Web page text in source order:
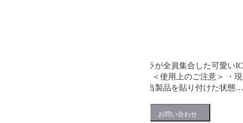
駅員に扮したプチキャラが全員集合した可愛い
す。 SuicaやPASMOに♪ ＜使用上のご注意＞ ・
などの際、ICカードに当製品を貼り付けた状態…